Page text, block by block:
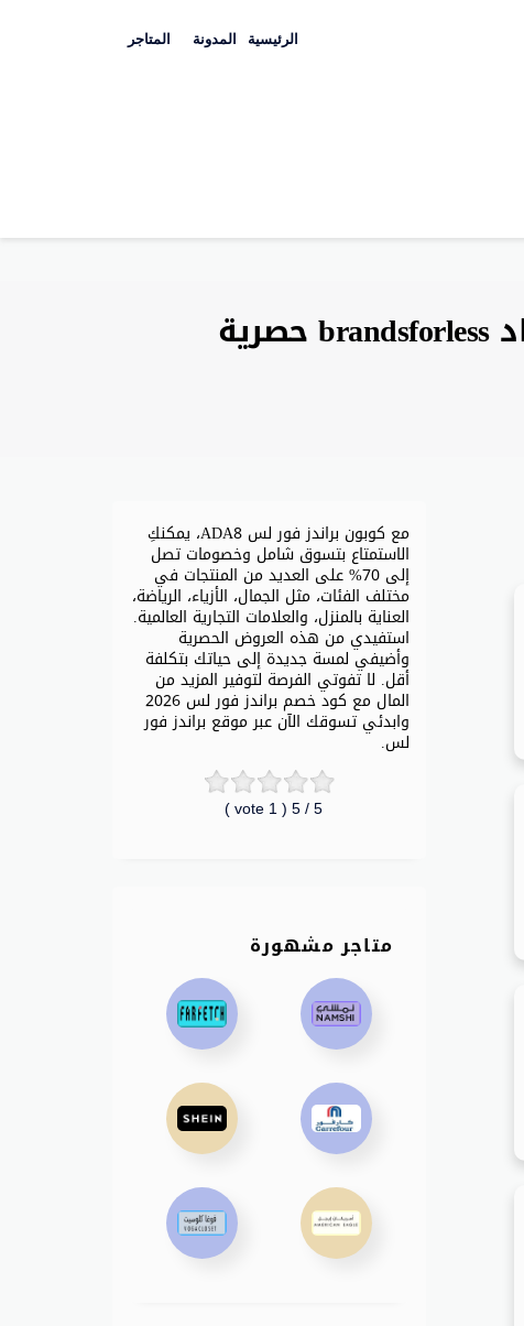
الرئيسية المدونة المتاجر
كوبون براندز فور لس يوليو 2026 خصم 70% اكواد brandsforless حصرية
5
/ 5 (
1
vote )
مع كوبون براندز فور لس ADA8، يمكنكِ
الاستمتاع بتسوق شامل وخصومات تصل
إلى 70% على العديد من المنتجات في
مختلف الفئات، مثل الجمال، الأزياء، الرياضة،
العناية بالمنزل، والعلامات التجارية العالمية.
استفيدي من هذه العروض الحصرية
وأضيفي لمسة جديدة إلى حياتك بتكلفة
أقل. لا تفوتي الفرصة لتوفير المزيد من
المال مع كود خصم براندز فور لس 2026
وابدئي تسوقك الآن عبر موقع براندز فور
لس.
متاجر مشهورة